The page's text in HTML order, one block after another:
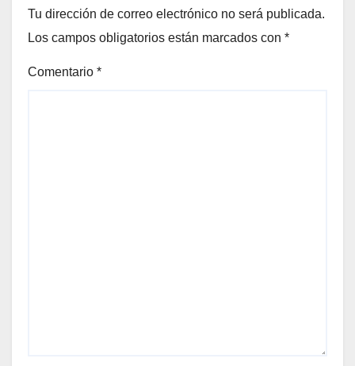
Tu dirección de correo electrónico no será publicada.
Los campos obligatorios están marcados con *
Comentario *